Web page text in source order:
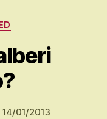
14/01/2013